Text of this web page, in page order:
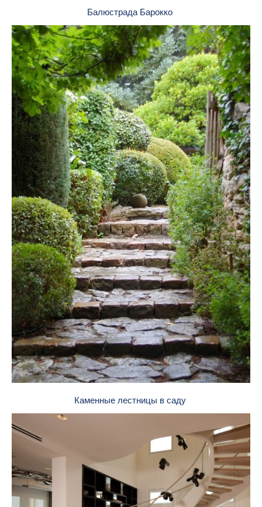
Балюстрада Барокко
Каменные лестницы в саду